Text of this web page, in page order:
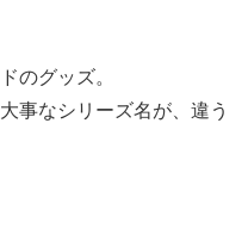
のグッズ。
事なシリーズ名が、違う